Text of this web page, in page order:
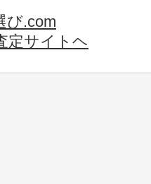
び.com
定サイトヘ